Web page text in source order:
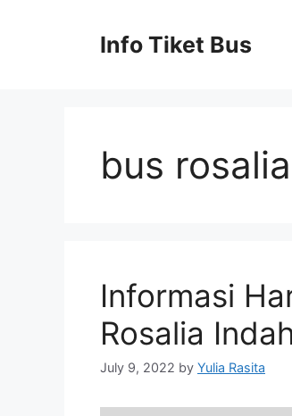
Info Tiket Bus
bus
Informasi
Rosalia Indah
July 9, 2022 by Yulia Rasita